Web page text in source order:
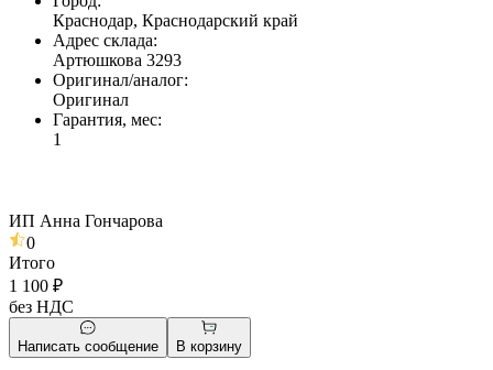
Краснодар, Краснодарский край
Адрес склада:
Артюшкова 3293
Оригинал/аналог:
Оригинал
Гарантия, мес:
1
ИП Анна Гончарова
0
Итого
1 100 ₽
без НДС
Написать сообщение В корзину